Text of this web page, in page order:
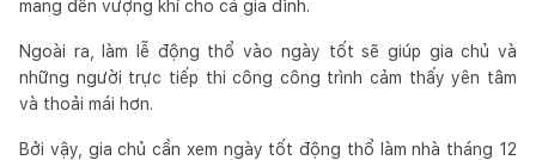
mang đến vượng khí cho cả gia đình.
Ngoài ra, làm lễ động thổ vào ngày tốt sẽ giúp gia chủ và
những người trực tiếp thi công công trình cảm thấy yên tâm
và thoải mái hơn.
Bởi vậy, gia chủ cần xem ngày tốt động thổ làm nhà tháng 12